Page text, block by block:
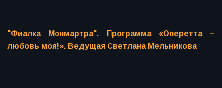
"Фиалка Монмартра". Программа «Оперетта –
любовь моя!». Ведущая Светлана Мельникова